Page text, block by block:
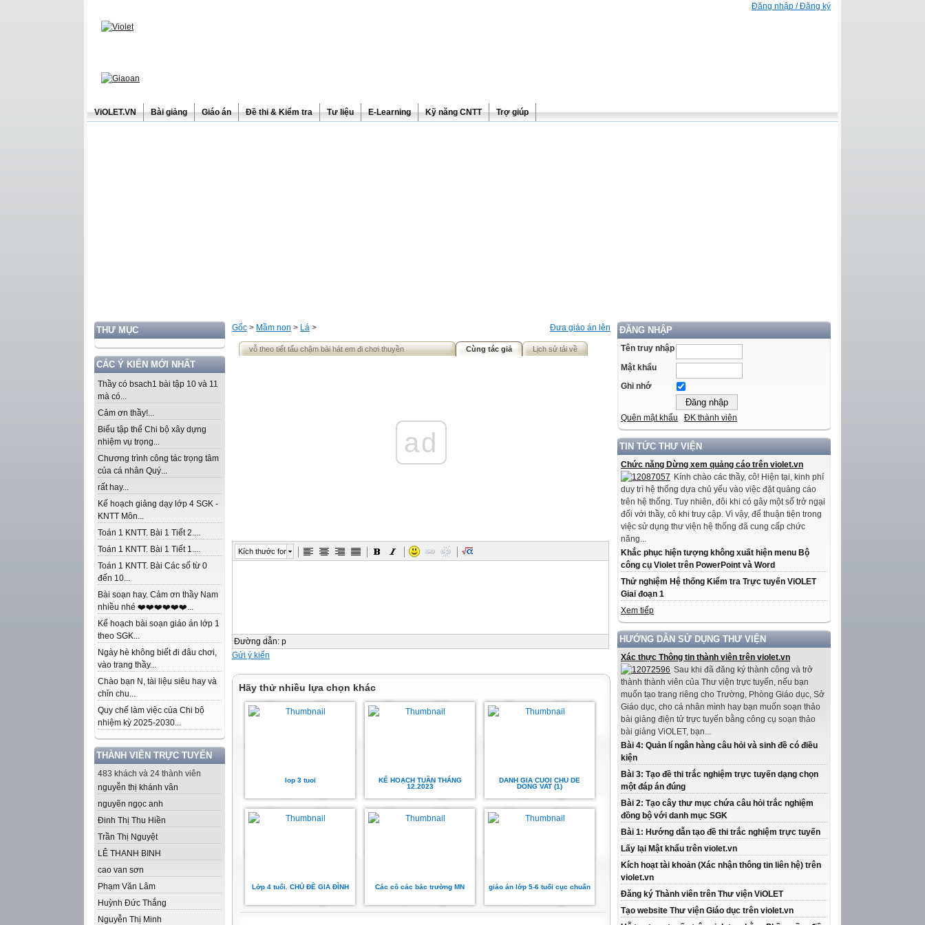
Đăng nhập / Đăng ký
ViOLET.VN Bài giảng Giáo án Đề thi & Kiểm tra Tư liệu E-Learning Kỹ năng CNTT Trợ giúp
THƯ MỤC
CÁC Ý KIẾN MỚI NHẤT
Thầy có bsach1 bài tập 10 và 11
mà có...
Cảm ơn thầy!...
Biểu tập thể Chi bộ xây dựng
nhiệm vụ trọng...
Chương trình công tác trọng tâm
của cá nhân Quý...
rất hay...
Kế hoạch giảng dạy lớp 4 SGK -
KNTT Môn...
Toán 1 KNTT. Bài 1 Tiết 2....
Toán 1 KNTT. Bài 1 Tiết 1....
Toán 1 KNTT. Bài Các số từ 0
đến 10...
Bài soạn hay. Cảm ơn thầy Nam
nhiều nhé ❤️❤️❤️❤️❤️❤️...
Kế hoạch bài soạn giáo án lớp 1
theo SGK...
Ngày hè không biết đi đâu chơi,
vào trang thầy...
Chào bạn N, tài liệu siêu hay và
chỉn chu...
Quy chế làm việc của Chi bộ
nhiệm kỳ 2025-2030...
THÀNH VIÊN TRỰC TUYẾN
483 khách và 24 thành viên
nguyễn thị khánh vân
nguyẽn ngọc anh
Đinh Thị Thu Hiền
Trần Thị Nguyệt
LÊ THANH BINH
cao van sơn
Phạm Văn Lâm
Huỳnh Đức Thắng
Nguyễn Thị Minh
ĐĂNG NHẬP
Tên truy nhập
Mật khẩu
Ghi nhớ
Quên mật khẩu ĐK thành viên
TIN TỨC THƯ VIỆN
Chức năng Dừng xem quảng cáo trên violet.vn
Kính chào các thầy, cô! Hiện tại, kinh phí
duy trì hệ thống dựa chủ yếu vào việc đặt quảng cáo
trên hệ thống. Tuy nhiên, đôi khi có gây một số trở ngại
đối với thầy, cô khi truy cập. Vì vậy, để thuận tiện trong
việc sử dụng thư viện hệ thống đã cung cấp chức
năng...
Khắc phục hiện tượng không xuất hiện menu Bộ
công cụ Violet trên PowerPoint và Word
Thử nghiệm Hệ thống Kiểm tra Trực tuyến ViOLET
Giai đoạn 1
Xem tiếp
HƯỚNG DẪN SỬ DỤNG THƯ VIỆN
Xác thực Thông tin thành viên trên violet.vn
Sau khi đã đăng ký thành công và trở
thành thành viên của Thư viện trực tuyến, nếu bạn
muốn tạo trang riêng cho Trường, Phòng Giáo dục, Sở
Giáo dục, cho cá nhân mình hay bạn muốn soạn thảo
bài giảng điện tử trực tuyến bằng công cụ soạn thảo
bài giảng ViOLET, bạn...
Bài 4: Quản lí ngân hàng câu hỏi và sinh đề có điều
kiện
Bài 3: Tạo đề thi trắc nghiệm trực tuyến dạng chọn
một đáp án đúng
Bài 2: Tạo cây thư mục chứa câu hỏi trắc nghiệm
đồng bộ với danh mục SGK
Bài 1: Hướng dẫn tạo đề thi trắc nghiệm trực tuyến
Lấy lại Mật khẩu trên violet.vn
Kích hoạt tài khoản (Xác nhận thông tin liên hệ) trên
violet.vn
Đăng ký Thành viên trên Thư viện ViOLET
Tạo website Thư viện Giáo dục trên violet.vn
Đưa giáo án lên
Gốc > Mầm non > Lá >
vỗ theo tiết tấu chậm bài hát em đi chơi thuyền Cùng tác giả Lịch sử tải về
ad
Kích thước font
Đường dẫn: p
Gửi ý kiến
Hãy thử nhiều lựa chọn khác
lop 3 tuoi
KẾ HOẠCH TUẦN THÁNG
12.2023
DANH GIA CUOI CHU DE
DONG VAT (1)
Lớp 4 tuổi. CHỦ ĐỀ GIA ĐÌNH Các cô các bác trường MN giáo án lớp 5-6 tuổi cục chuẩn